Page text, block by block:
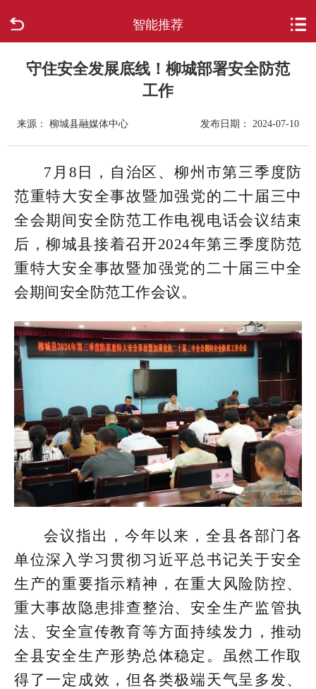
智能推荐
走进柳城
政府信息公开
网上办事
互动回应
数据专题
守住安全发展底线！柳城部署安全防范
工作
来源： 柳城县融媒体中心 发布日期： 2024-07-10
7月8日，自治区、柳州市第三季度防
范重特大安全事故暨加强党的二十届三中
全会期间安全防范工作电视电话会议结束
后，柳城县接着召开2024年第三季度防范
重特大安全事故暨加强党的二十届三中全
会期间安全防范工作会议。
会议指出，今年以来，全县各部门各
单位深入学习贯彻习近平总书记关于安全
生产的重要指示精神，在重大风险防控、
重大事故隐患排查整治、安全生产监管执
法、安全宣传教育等方面持续发力，推动
全县安全生产形势总体稳定。虽然工作取
得了一定成效，但各类极端天气呈多发、